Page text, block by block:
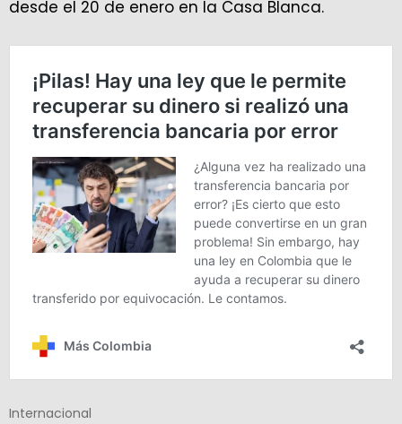
desde el 20 de enero en la Casa Blanca.
Internacional